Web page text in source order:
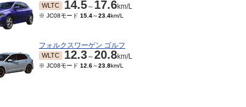
WLTC 14.5～ 17.6km/L
※ JC08モード 15.4～23.4km/L
フォルクスワーゲン ゴルフ
WLTC 12.3～20.8km/L
※ JC08モード 12.6～23.8km/L